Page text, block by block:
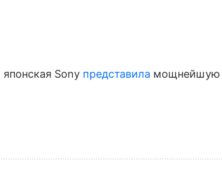
Sony представила мощнейшую